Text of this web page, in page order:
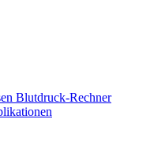
Blutdruck-Rechner